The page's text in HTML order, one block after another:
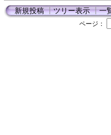
新規投稿┃ツリー表示┃一
ページ：